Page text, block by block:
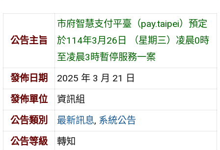
公告主旨
市府智慧支付平臺（pay.taipei）預定
於114年3月26日 （星期三）凌晨0時
至凌晨3時暫停服務一案
發佈日期
2025 年 3 月 21 日
發佈單位
資訊組
公告類別
最新訊息, 系統公告
公告等級
轉知